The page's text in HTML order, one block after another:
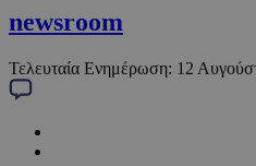
newsroom
Τελευταία Ενημέρωση: 12